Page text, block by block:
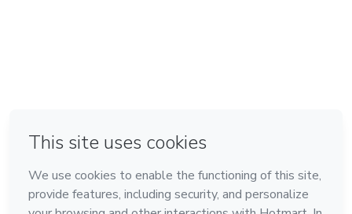
Hecho con❤ en Ciudad de México